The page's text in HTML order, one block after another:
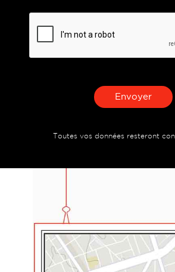
Envoyer
Toutes vos données resteront